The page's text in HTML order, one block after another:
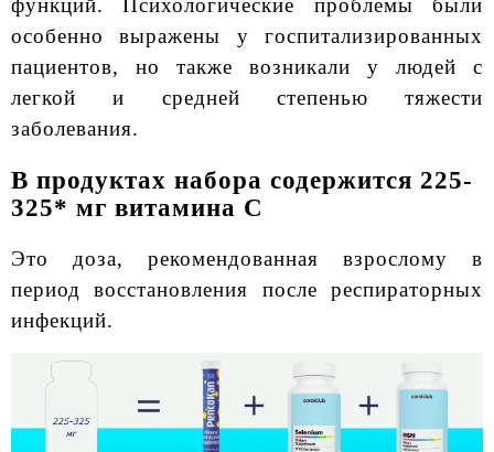
функций. Психологические проблемы были
особенно выражены у госпитализированных
пациентов, но также возникали у людей с
легкой и средней степенью тяжести
заболевания.
В продуктах набора содержится 225-
325* мг витамина С
Это доза, рекомендованная взрослому в
период восстановления после респираторных
инфекций.